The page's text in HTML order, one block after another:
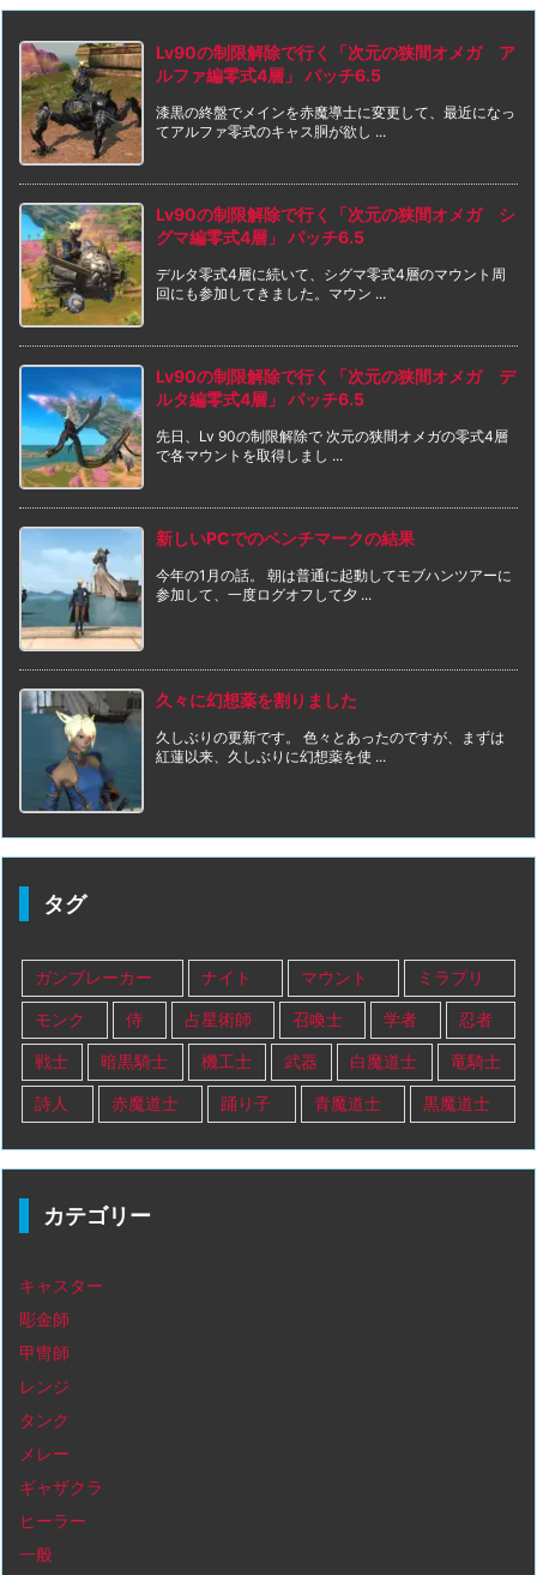
Lv90の制限解除で行く「次元の狭間オメガ ア
ルファ編零式4層」 パッチ6.5
漆黒の終盤でメインを赤魔導士に変更して、最近になっ
てアルファ零式のキャス胴が欲し ...
Lv90の制限解除で行く「次元の狭間オメガ シ
グマ編零式4層」 パッチ6.5
デルタ零式4層に続いて、シグマ零式4層のマウント周
回にも参加してきました。マウン ...
Lv90の制限解除で行く「次元の狭間オメガ デ
ルタ編零式4層」 パッチ6.5
先日、Lv 90の制限解除で 次元の狭間オメガの零式4層
で各マウントを取得しまし ...
新しいPCでのベンチマークの結果
今年の1月の話。 朝は普通に起動してモブハンツアーに
参加して、一度ログオフして夕 ...
久々に幻想薬を割りました
久しぶりの更新です。 色々とあったのですが、まずは
紅蓮以来、久しぶりに幻想薬を使 ...
タグ
ガンブレーカー ナイト マウント ミラプリ
モンク 侍 占星術師 召喚士 学者 忍者
戦士 暗黒騎士 機工士 武器 白魔道士 竜騎士
詩人 赤魔道士 踊り子 青魔道士 黒魔道士
カテゴリー
キャスター
彫金師
甲冑師
レンジ
タンク
メレー
ギャザクラ
ヒーラー
一般